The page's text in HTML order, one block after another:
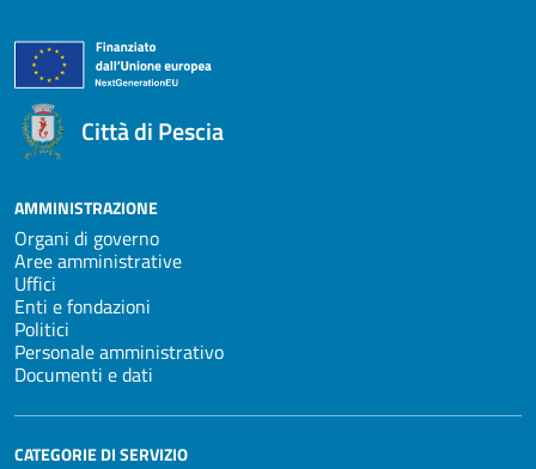
Città di Pescia
AMMINISTRAZIONE
Organi di governo
Aree amministrative
Uffici
Enti e fondazioni
Politici
Personale amministrativo
Documenti e dati
CATEGORIE DI SERVIZIO